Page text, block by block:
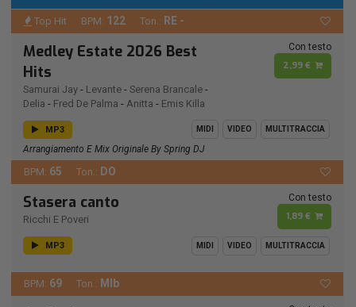
Top Hit BPM: 122 Ton.: RE -
Medley Estate 2026 Best
Hits
Samurai Jay - Levante - Serena Brancale -
Delia - Fred De Palma - Anitta - Emis Killa
Con testo
2,99 €
MP3 MIDI VIDEO MULTITRACCIA
Arrangiamento E Mix Originale By Spring DJ
BPM: 65 Ton.: DO
Stasera canto
Ricchi E Poveri
Con testo
1,89 €
MP3 MIDI VIDEO MULTITRACCIA
BPM: 69 Ton.: MIb